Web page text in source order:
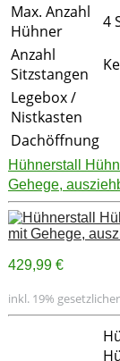
Max. Anzahl
Hühner
4
Anzahl
Sitzstangen
Legebox /
Nistkasten
Dachöffnung
Hühnerstall
Gehege,
429,99 €
inkl. 19%